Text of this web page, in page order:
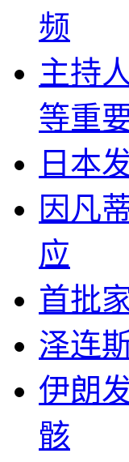
频
主持
等重
日本
因凡
应
首批
泽连
伊朗
骸